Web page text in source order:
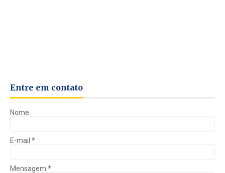
Entre em contato
Nome
E-mail *
Mensagem *